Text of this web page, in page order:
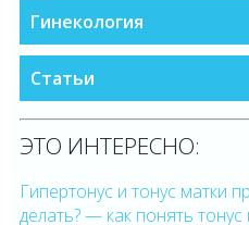
Гинекология
Статьи
ЭТО ИНТЕРЕСНО:
Гипертонус и тонус матки
делать? — как понять